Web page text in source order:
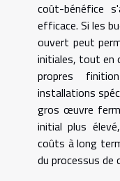
coût-bénéfice
efficace. Si les
ouvert peut
initiales, tout en
propres
installations
gros œuvre
initial plus
coûts à long
du processus de